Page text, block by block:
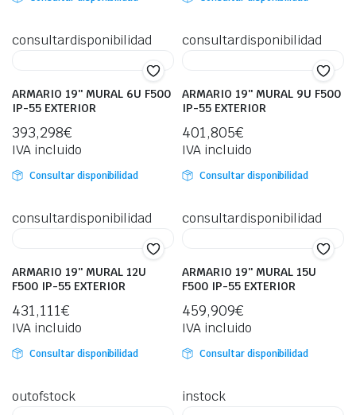
consultardisponibilidad
ARMARIO 19″ MURAL 6U F500
IP-55 EXTERIOR
393,298€
IVA incluido
Consultar disponibilidad
consultardisponibilidad
ARMARIO 19″ MURAL 9U F500
IP-55 EXTERIOR
401,805€
IVA incluido
Consultar disponibilidad
consultardisponibilidad
ARMARIO 19″ MURAL 12U
F500 IP-55 EXTERIOR
431,111€
IVA incluido
Consultar disponibilidad
consultardisponibilidad
ARMARIO 19″ MURAL 15U
F500 IP-55 EXTERIOR
459,909€
IVA incluido
Consultar disponibilidad
outofstock instock